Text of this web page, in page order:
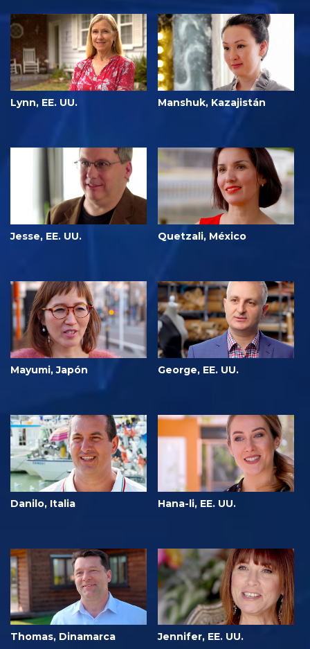
Lynn, EE. UU. Manshuk, Kazajistán
Jesse, EE. UU. Quetzali, México
Mayumi, Japón George, EE. UU.
Danilo, Italia Hana-li, EE. UU.
Thomas, Dinamarca Jennifer, EE. UU.